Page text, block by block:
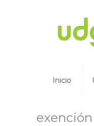
Inicio
exención